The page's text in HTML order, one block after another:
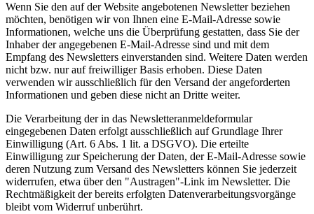
Wenn Sie den auf der Website angebotenen Newsletter beziehen
möchten, benötigen wir von Ihnen eine E-Mail-Adresse sowie
Informationen, welche uns die Überprüfung gestatten, dass Sie der
Inhaber der angegebenen E-Mail-Adresse sind und mit dem
Empfang des Newsletters einverstanden sind. Weitere Daten werden
nicht bzw. nur auf freiwilliger Basis erhoben. Diese Daten
verwenden wir ausschließlich für den Versand der angeforderten
Informationen und geben diese nicht an Dritte weiter.
Die Verarbeitung der in das Newsletteranmeldeformular
eingegebenen Daten erfolgt ausschließlich auf Grundlage Ihrer
Einwilligung (Art. 6 Abs. 1 lit. a DSGVO). Die erteilte
Einwilligung zur Speicherung der Daten, der E-Mail-Adresse sowie
deren Nutzung zum Versand des Newsletters können Sie jederzeit
widerrufen, etwa über den "Austragen"-Link im Newsletter. Die
Rechtmäßigkeit der bereits erfolgten Datenverarbeitungsvorgänge
bleibt vom Widerruf unberührt.